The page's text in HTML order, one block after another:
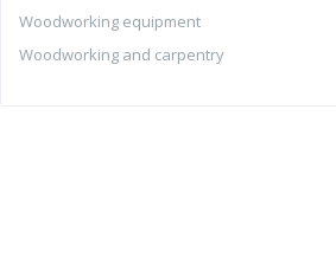
Woodworking equipment
Woodworking and carpentry